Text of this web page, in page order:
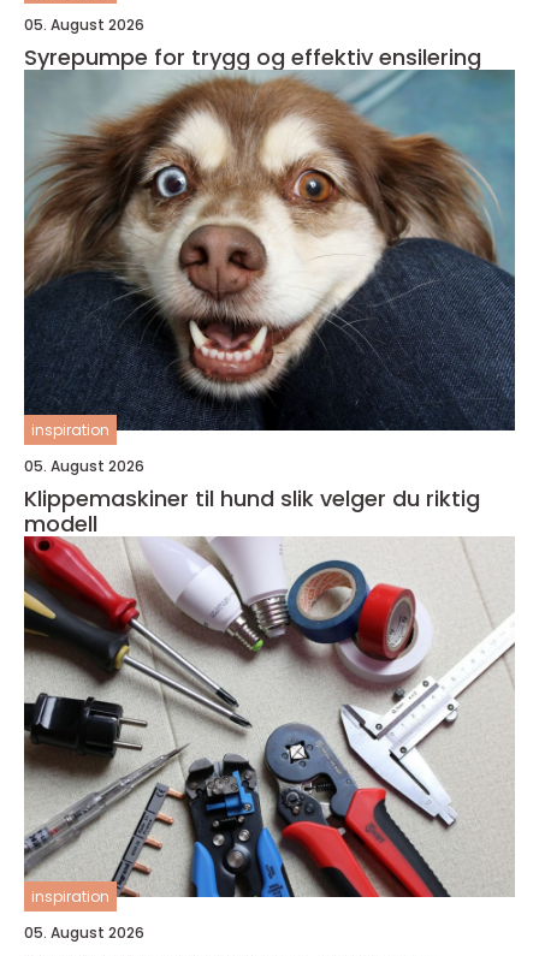
05. August 2026
Syrepumpe for trygg og effektiv ensilering
inspiration
05. August 2026
Klippemaskiner til hund slik velger du riktig
modell
inspiration
05. August 2026